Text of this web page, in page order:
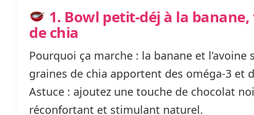
1. Bowl petit-déj à la
de chia
Pourquoi ça marche : la banane et
graines de chia apportent des oméga-3 et
Astuce : ajoutez une touche de chocolat
réconfortant et stimulant naturel.